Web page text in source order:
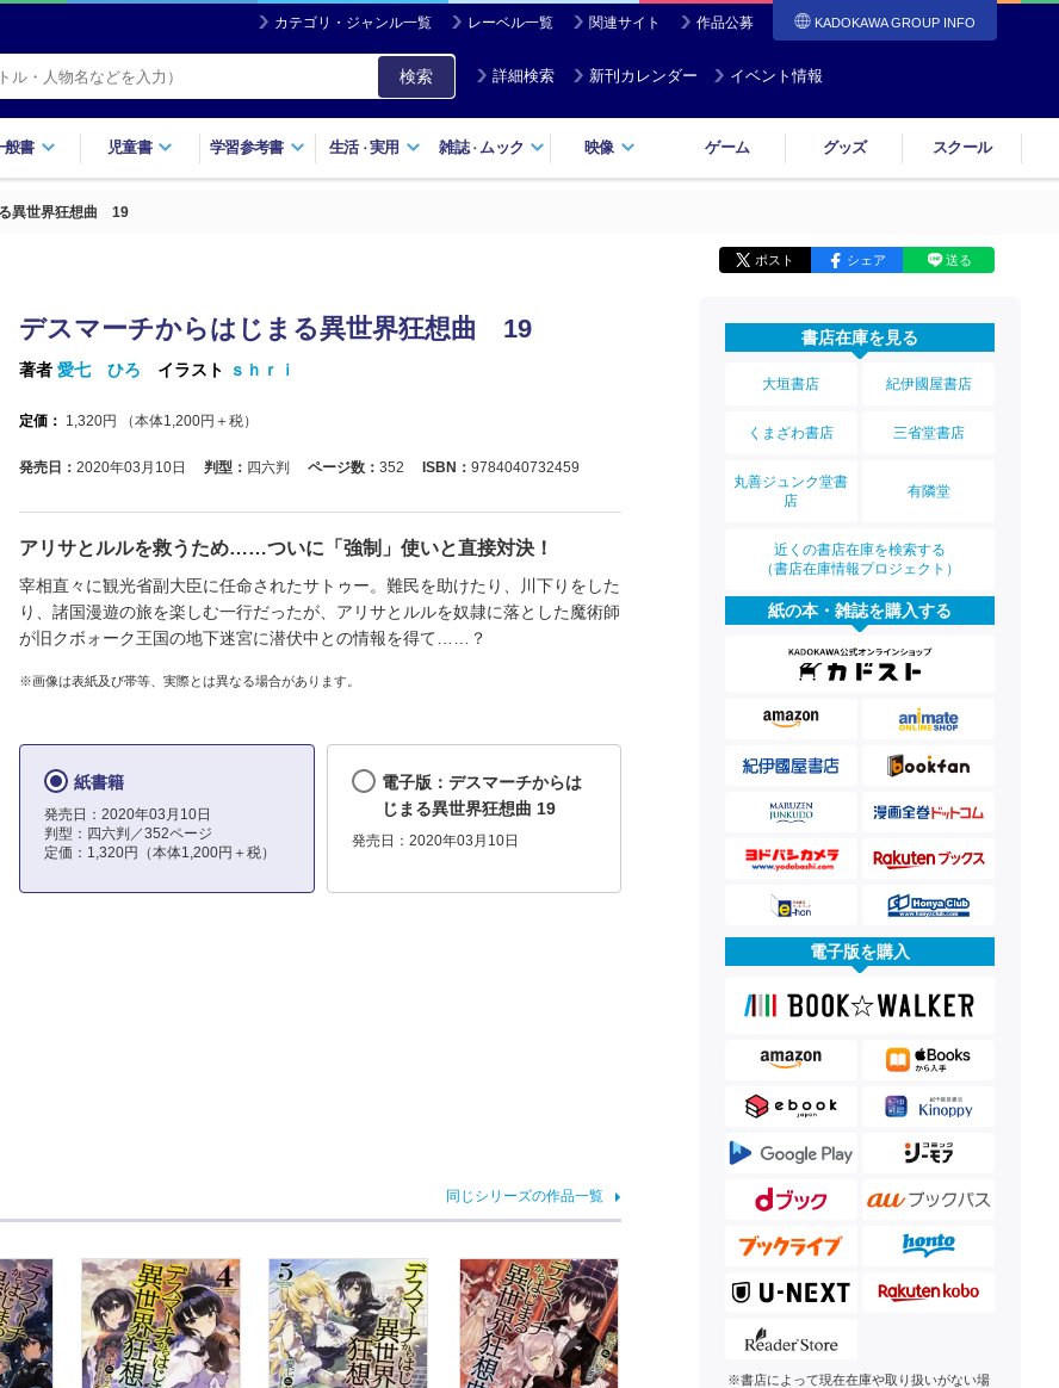
カテゴリ・ジャンル一覧 レーベル一覧 関連サイト 作品公募 KADOKAWA GROUP INFO
検索 詳細検索 新刊カレンダー イベント情報
般書 児童書 学習参考書 生活・実用 雑誌・ ムック 映像 ゲーム グッズ スクール
異世界狂想曲 19
ポスト シェア 送る
デスマーチからはじまる異世界狂想曲 19
著者 愛七 ひろ イラスト ｓｈｒｉ
定価： 1,320円 （本体1,200円＋税）
発売日： 2020年03月10日 判型： 四六判 ページ数： 352 ISBN： 9784040732459
アリサとルルを救うため……ついに「強制」使いと直接対決！
宰相直々に観光省副大臣に任命されたサトゥー。難民を助けたり、川下りをした
り、諸国漫遊の旅を楽しむ一行だったが、アリサとルルを奴隷に落とした魔術師
が旧クボォーク王国の地下迷宮に潜伏中との情報を得て……？
※画像は表紙及び帯等、実際とは異なる場合があります。
紙書籍
発売日：2020年03月10日
判型：四六判／352ページ
定価：1,320円（本体1,200円＋税）
電子版：デスマーチからは
じまる異世界狂想曲 19
発売日：2020年03月10日
同じシリーズの作品一覧
書店在庫を見る
大垣書店 紀伊國屋書店
くまざわ書店 三省堂書店
丸善ジュンク堂書
店
有隣堂
近くの書店在庫を検索する
（書店在庫情報プロジェクト）
紙の本・雑誌を購入する
電子版を購入
※書店によって現在在庫や取り扱いがない場